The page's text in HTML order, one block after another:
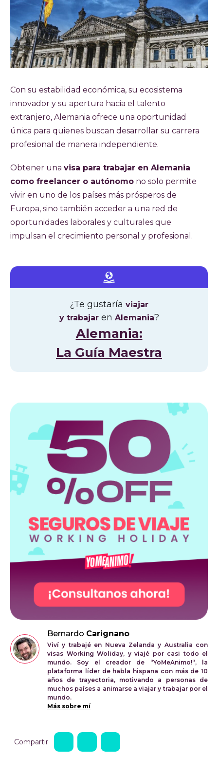
Con su estabilidad económica, su ecosistema
innovador y su apertura hacia el talento
extranjero, Alemania ofrece una oportunidad
única para quienes buscan desarrollar su carrera
profesional de manera independiente.
Obtener una visa para trabajar en Alemania
como freelancer o autónomo no solo permite
vivir en uno de los países más prósperos de
Europa, sino también acceder a una red de
oportunidades laborales y culturales que
impulsan el crecimiento personal y profesional.
¿Te gustaría viajar
y trabajaren Alemania?
Alemania:
La Guía Maestra
Bernardo Carignano
Viví y trabajé en Nueva Zelanda y Australia con
visas Working Woliday, y viajé por casi todo el
mundo. Soy el creador de “YoMeAnimo!“, la
plataforma líder de habla hispana con más de 10
años de trayectoria, motivando a personas de
muchos países a animarse a viajar y trabajar por el
mundo.
Más sobre mí
Compartir